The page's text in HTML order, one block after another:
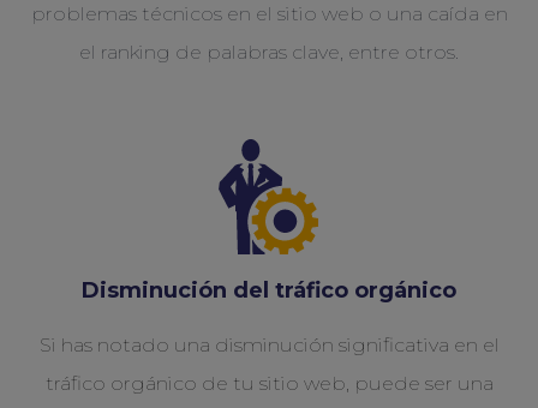
problemas técnicos en el sitio web o una caída en
el ranking de palabras clave, entre otros.
Disminución del tráfico orgánico
Si has notado una disminución significativa en el
tráfico orgánico de tu sitio web, puede ser una